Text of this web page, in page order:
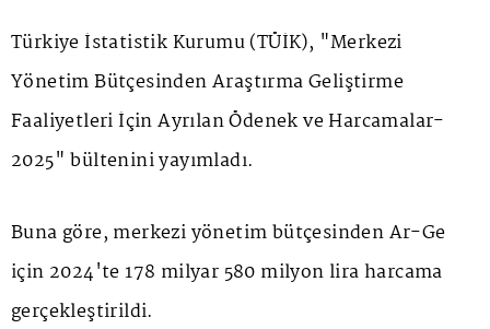
Türkiye İstatistik Kurumu (TÜİK), "Merkezi
Yönetim Bütçesinden Araştırma Geliştirme
Faaliyetleri İçin Ayrılan Ödenek ve Harcamalar-
2025" bültenini yayımladı.
Buna göre, merkezi yönetim bütçesinden Ar-Ge
için 2024'te 178 milyar 580 milyon lira harcama
gerçekleştirildi.